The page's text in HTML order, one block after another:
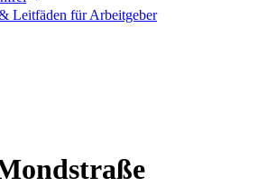
Leitfäden für Arbeitgeber